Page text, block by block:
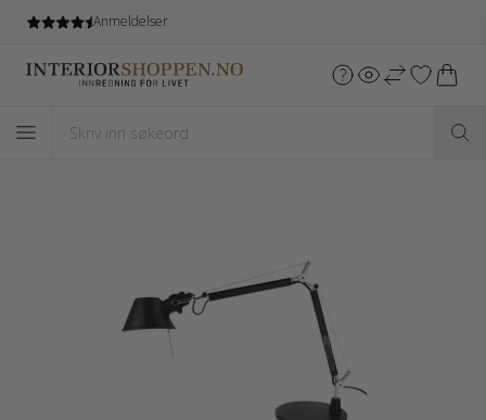
Anmeldelser